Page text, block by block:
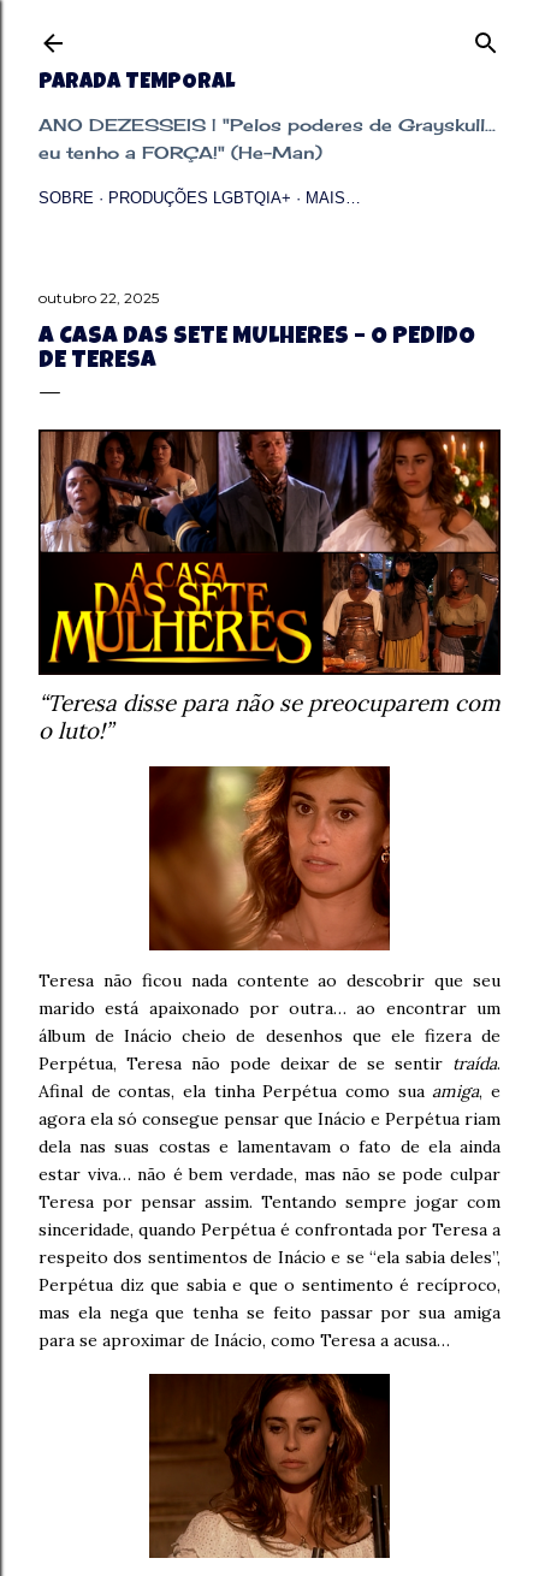
PARADA TEMPORAL
ANO DEZESSEIS | "Pelos poderes de Grayskull...
eu tenho a FORÇA!" (He-Man)
SOBRE PRODUÇÕES LGBTQIA+ MAIS…
outubro 22, 2025
A CASA DAS SETE MULHERES – O PEDIDO
DE TERESA
“Teresa disse para não se preocuparem com
o luto!”
Teresa não ficou nada contente ao descobrir que seu
marido está apaixonado por outra… ao encontrar um
álbum de Inácio cheio de desenhos que ele fizera de
Perpétua, Teresa não pode deixar de se sentir traída.
Afinal de contas, ela tinha Perpétua como suaamiga, e
agora ela só consegue pensar que Inácio e Perpétua riam
dela nas suas costas e lamentavam o fato de ela ainda
estar viva… não é bem verdade, mas não se pode culpar
Teresa por pensar assim. Tentando sempre jogar com
sinceridade, quando Perpétua é confrontada por Teresa a
respeito dos sentimentos de Inácio e se “ela sabia deles”,
Perpétua diz que sabia e que o sentimento é recíproco,
mas ela nega que tenha se feito passar por sua amiga
para se aproximar de Inácio, como Teresa a acusa…